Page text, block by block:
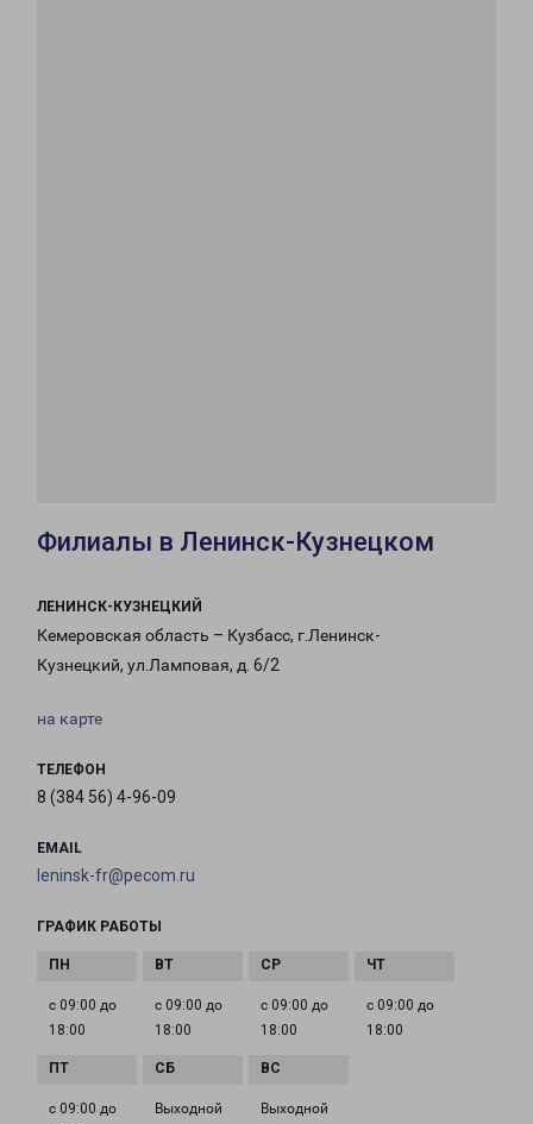
Филиалы в Ленинск-Кузнецком
ЛЕНИНСК-КУЗНЕЦКИЙ
Кемеровская область – Кузбасс, г.Ленинск-
Кузнецкий, ул.Ламповая, д. 6/2
на карте
ТЕЛЕФОН
8 (384 56) 4-96-09
EMAIL
leninsk-fr@pecom.ru
ГРАФИК РАБОТЫ
с 09:00 до
18:00
с 09:00 до
18:00
с 09:00 до
18:00
с 09:00 до
18:00
с 09:00 до
Выходной Выходной